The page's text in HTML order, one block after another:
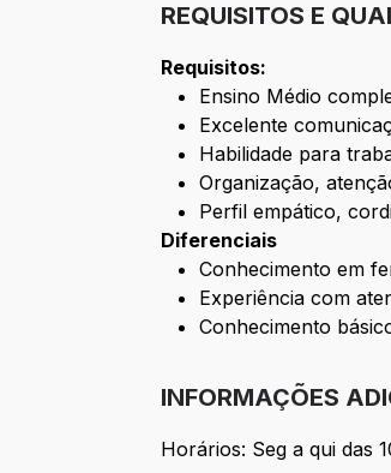
REQUISITOS E
Requisitos:
Ensino Médio
Excelente
Habilidade para
Organização,
Perfil empático,
Diferenciais
Conhecimento em
Experiência com
Conhecimento
INFORMAÇÕES
Horários: Seg a qui das